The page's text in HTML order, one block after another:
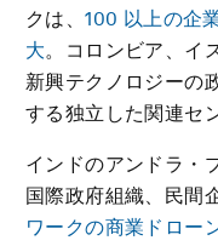
クは、100 以上の企
大。コロンビア、イ
新興テクノロジーの
する独立した関連セ
インドのアンドラ・
国際政府組織、民間
ワークの商業ドロー